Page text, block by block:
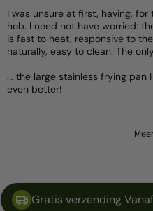
I was unsure at first, having,
hob. I need not have worried:
is fast to heat, responsive to
naturally, easy to clean. The
... the large stainless frying pan
even better!
Gratis verzending